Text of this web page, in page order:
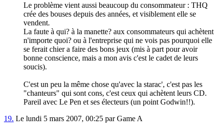
Le problème vient aussi beaucoup du consommateur : THQ
crée des bouses depuis des années, et visiblement elle se
vendent.
La faute à qui? à la manette? aux consommateurs qui achètent
n'importe quoi? ou à l'entreprise qui ne vois pas pourquoi elle
se ferait chier a faire des bons jeux (mis à part pour avoir
bonne conscience, mais a mon avis c'est le cadet de leurs
soucis).
C'est un peu la même chose qu'avec la starac', c'est pas les
"chanteurs" qui sont cons, c'est ceux qui achètent leurs CD.
Pareil avec Le Pen et ses électeurs (un point Godwin!!).
19. Le lundi 5 mars 2007, 00:25 par Game A